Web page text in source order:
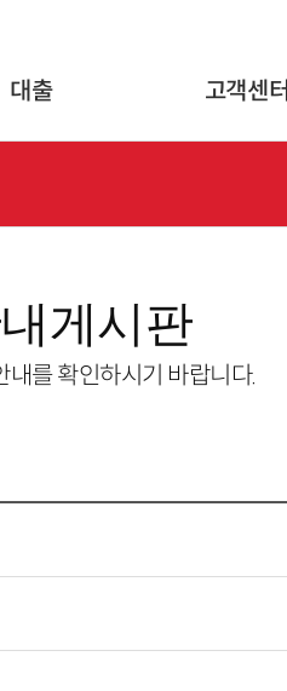
대출 고객센터
게시판
를 확인하시기 바랍니다.